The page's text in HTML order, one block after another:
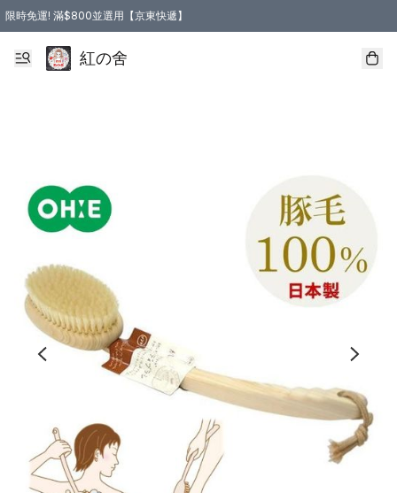
限時免運! 滿$800並選用【京東快遞】
紅の舍